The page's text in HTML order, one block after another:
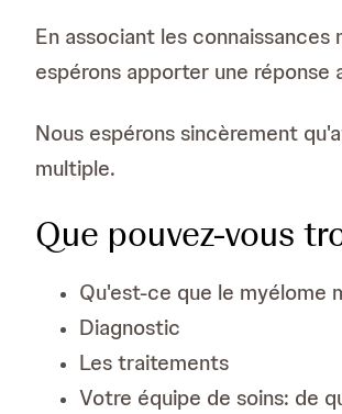
En associant les
espérons apporter une
Nous espérons sincèrement
multiple.
Que pouvez-vous
Qu'est-ce que le myélome
Diagnostic
Les traitements
Votre équipe de soins: de